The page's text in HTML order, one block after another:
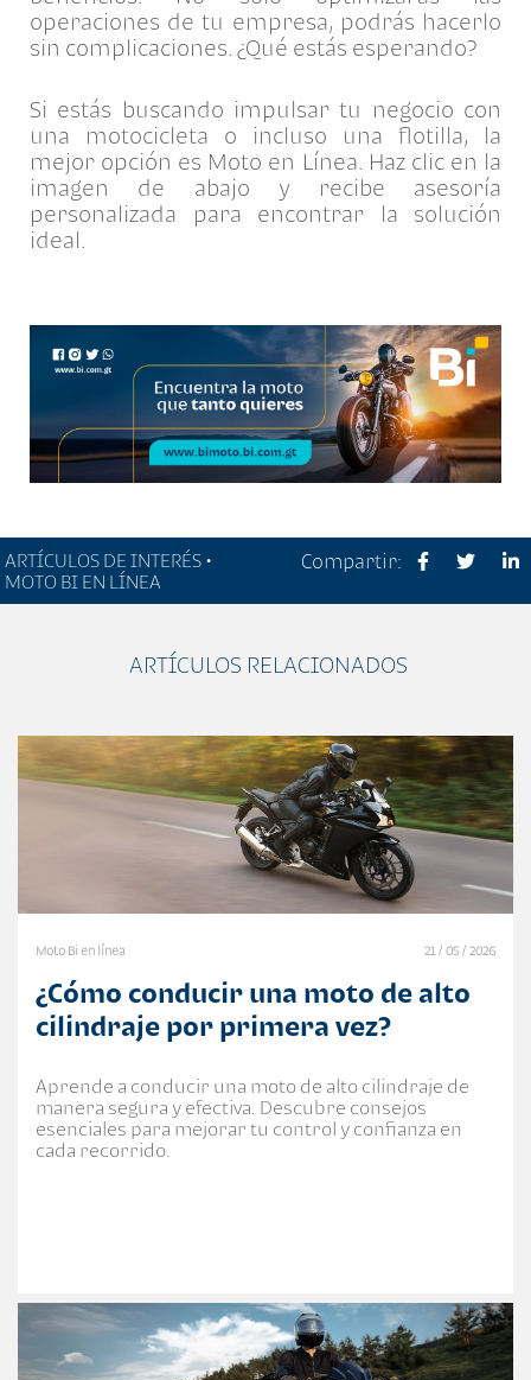
operaciones de tu empresa, podrás hacerlo
sin complicaciones. ¿Qué estás esperando?
Si estás buscando impulsar tu negocio con
una motocicleta o incluso una flotilla, la
mejor opción es Moto en Línea. Haz clic en la
imagen de abajo y recibe asesoría
personalizada para encontrar la solución
ideal.
ARTÍCULOS DE INTERÉS •
MOTO BI EN LÍNEA
Compartir:
ARTÍCULOS RELACIONADOS
Moto Bi en línea 21 / 05 / 2026
¿Cómo conducir una moto de alto
cilindraje por primera vez?
Aprende a conducir una moto de alto cilindraje de
manera segura y efectiva. Descubre consejos
esenciales para mejorar tu control y confianza en
cada recorrido.